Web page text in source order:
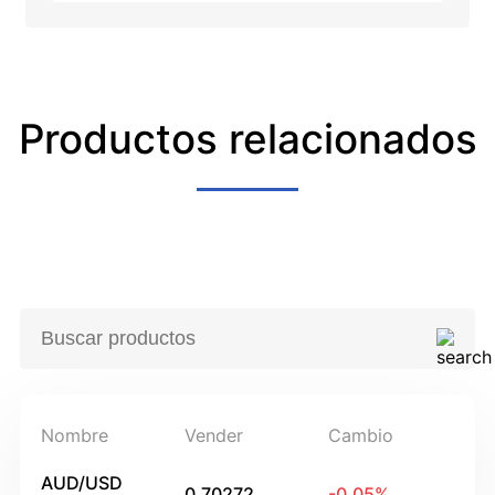
Productos relacionados
Nombre Vender Cambio
AUD/USD